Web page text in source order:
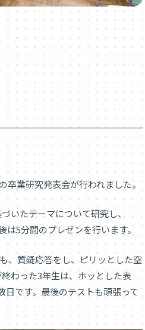
卒業研究発表会が行われました。
いたテーマについて研究し、
5分間のプレゼンを行います。
、質疑応答をし、ピリッとした空
わった3年生は、ホッとした表
日です。最後のテストも頑張って